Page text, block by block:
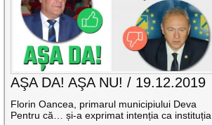
AŞA DA! AŞA NU! / 19.12.2019
Florin Oancea, primarul municipiului Deva
Pentru că… și-a exprimat intenția ca instituția